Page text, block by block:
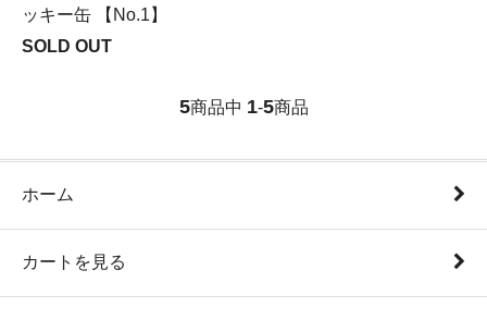
ッキー缶 【No.1】
SOLD OUT
5商品中 1-5商品
ホーム
カートを見る